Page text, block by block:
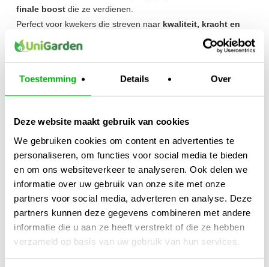
Toestemming Details Over
Deze website maakt gebruik van cookies
We gebruiken cookies om content en advertenties te
personaliseren, om functies voor social media te bieden
en om ons websiteverkeer te analyseren. Ook delen we
informatie over uw gebruik van onze site met onze
partners voor social media, adverteren en analyse. Deze
partners kunnen deze gegevens combineren met andere
informatie die u aan ze heeft verstrekt of die ze hebben
verzameld op basis van uw gebruik van hun services.
finale boostdie ze verdienen.
Perfect voor kwekers die streven naar kwaliteit, kracht en
aromatische topprestaties
category/vijverirrigatie/ph-ec-meters/
Gewicht
1,00 kg
Afmetingen
Merk
Atami